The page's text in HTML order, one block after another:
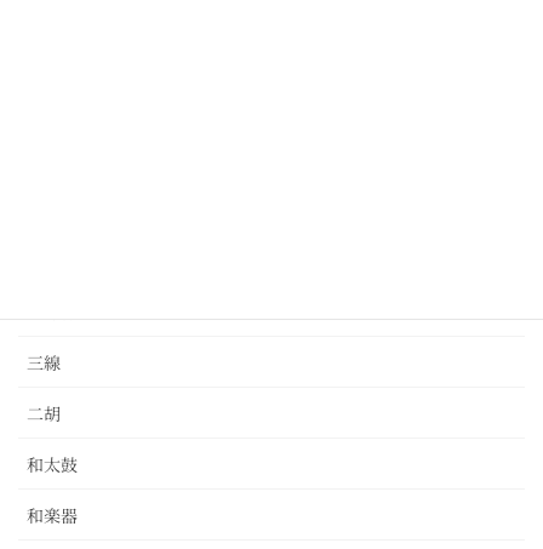
三線
二胡
和太鼓
和楽器